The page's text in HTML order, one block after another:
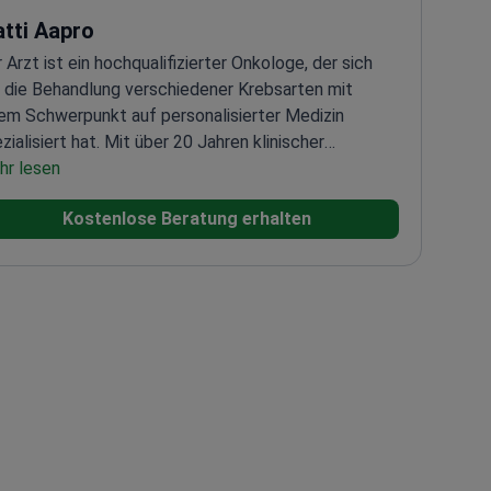
Aapro
Arzt ist ein hochqualifizierter Onkologe, der sich
Behandlung verschiedener Krebsarten mit
Schwerpunkt auf personalisierter Medizin
hat. Mit über 20 Jahren klinischer
hat der Arzt zu zahlreichen
und klinischen Studien beigetragen,
darauf abzielen, die Methoden der
Onkologie zertifiziert und hat
lesen
Kostenlose Beratung erhalten